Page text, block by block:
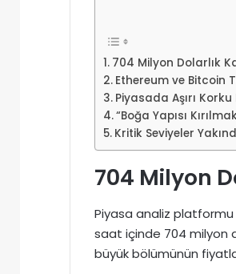
704 Milyon Dolarlık
Ethereum ve Bitcoin
Piyasada Aşırı
“Boğa Yapısı
Kritik Seviyeler
704 Milyon
Piyasa analiz platformu
saat içinde 704 milyon
büyük bölümünün